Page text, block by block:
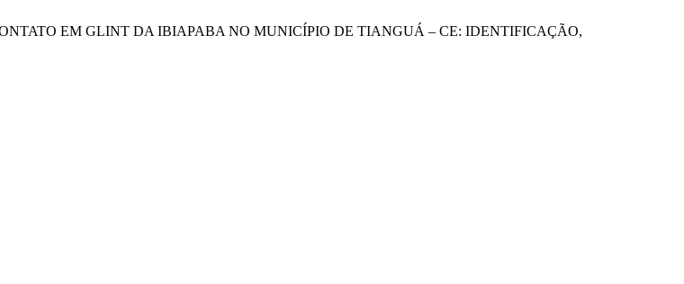
EM GLINT DA IBIAPABA NO MUNICÍPIO DE TIANGUÁ – CE: IDENTIFICAÇÃO,